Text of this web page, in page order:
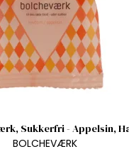
Sukkerfri - Appelsin,
BOLCHEVÆRK